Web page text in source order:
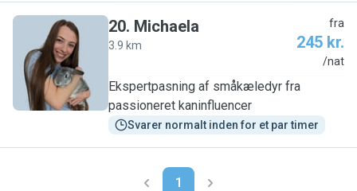
M
20. Michaela
3.9 km
fra
245 kr.
/nat
Ekspertpasning af småkæledyr fra
passioneret kaninfluencer
Svarer normalt inden for et par timer
1